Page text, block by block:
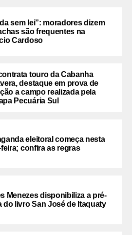
sem lei”: moradores dizem
são frequentes na
Cardoso
touro da Cabanha
destaque em prova de
a campo realizada pela
Pecuária Sul
eleitoral começa nesta
confira as regras
Menezes disponibiliza a pré-
do livro San José de Itaquaty